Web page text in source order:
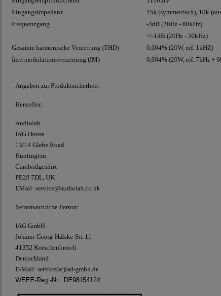
Eingangsimpedanz
15k (symmetrisch), 10k
Frequenzgang
-3dB (20Hz - 80kHz)
+/-1dB (20Hz - 30kHz)
Gesamte harmonische Verzerrung (THD)
0,004% (20W, ref. 1kHZ)
Intermodulationsverzerrung (IM)
0,004% (20W, ref. 7kHz +
Angaben zur Produktsicherheit:
Hersteller:
Audiolab
IAG House
13/14 Glebe Road
Huntington
Cambridgeshire
PE29 7DL, UK
EMail: service@audiolab.co.uk
Verantwortliche Person:
IAG GmbH
Johann-Georg-Halske-Str. 11
41352 Korschenbroich
Deutschland
E-Mail: service(at)iad-gmbh.de
WEEE-Reg.-Nr.: DE98154124